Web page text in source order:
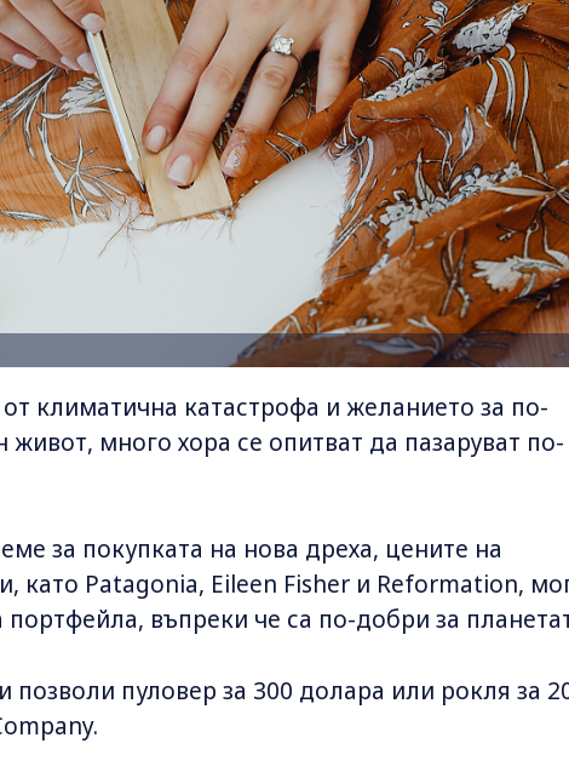
от климатична катастрофа и желанието за по-
живот, много хора се опитват да пазаруват по-
за покупката на нова дреха, цените на
като Patagonia, Eileen Fisher и Reformation,
въпреки че са по-добри за
позволи пуловер за 300 долара или рокля за